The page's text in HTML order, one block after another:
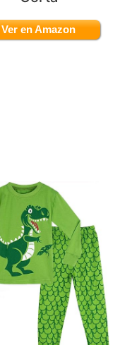
Ver en Amazon